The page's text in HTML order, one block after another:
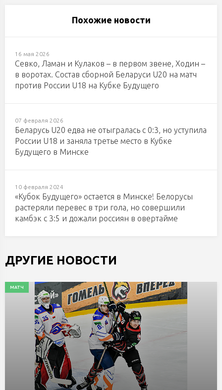
Похожие новости
16 мая 2026
Севко, Ламан и Кулаков – в первом звене, Ходин –
в воротах. Состав сборной Беларуси U20 на матч
против России U18 на Кубке Будущего
07 февраля 2026
Беларусь U20 едва не отыгралась с 0:3, но уступила
России U18 и заняла третье место в Кубке
Будущего в Минске
10 февраля 2024
«Кубок Будущего» остается в Минске! Белорусы
растеряли перевес в три гола, но совершили
камбэк с 3:5 и дожали россиян в овертайме
ДРУГИЕ НОВОСТИ
МАТЧ